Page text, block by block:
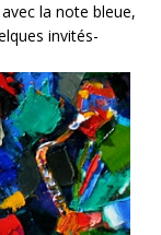
la note bleue,
invités-